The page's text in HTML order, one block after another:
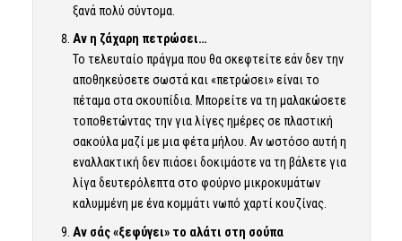
ξανά πολύ σύντομα.
Αν η ζάχαρη πετρώσει…
Το τελευταίο πράγμα που θα σκεφτείτε εάν δεν την
αποθηκεύσετε σωστά και «πετρώσει» είναι το
πέταμα στα σκουπίδια. Μπορείτε να τη μαλακώσετε
τοποθετώντας την για λίγες ημέρες σε πλαστική
σακούλα μαζί με μια φέτα μήλου. Αν ωστόσο αυτή η
εναλλακτική δεν πιάσει δοκιμάστε να τη βάλετε για
λίγα δευτερόλεπτα στο φούρνο μικροκυμάτων
καλυμμένη με ένα κομμάτι νωπό χαρτί κουζίνας.
Αν σάς «ξεφύγει» το αλάτι στη σούπα